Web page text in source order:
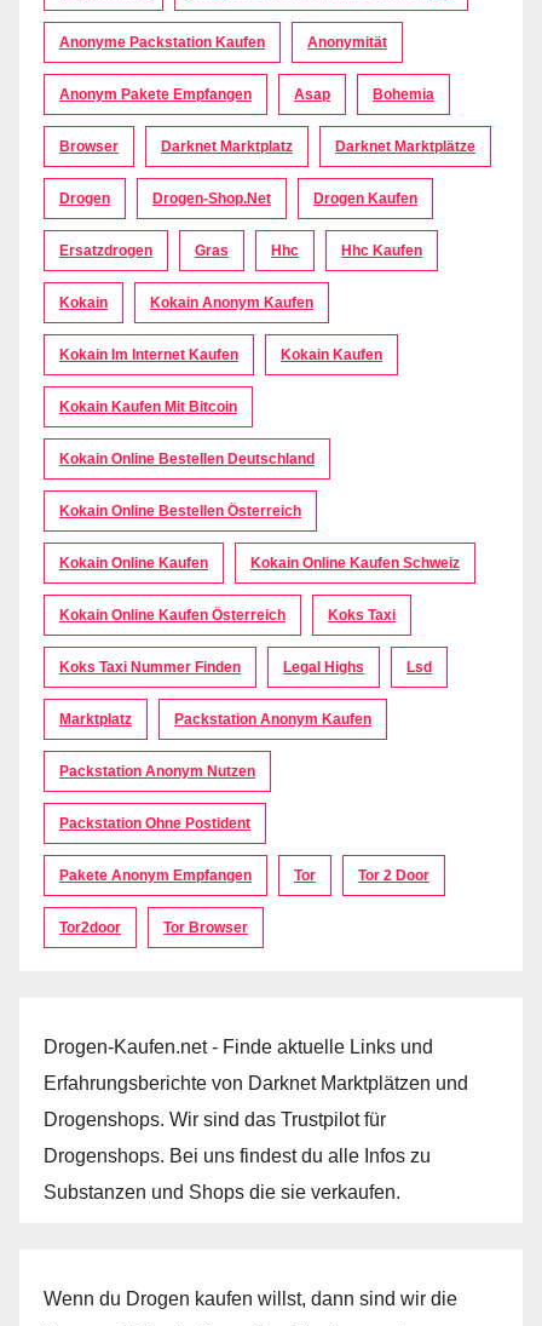
Anonyme Packstation Kaufen Anonymität
Anonym Pakete Empfangen Asap Bohemia
Browser Darknet Marktplatz Darknet Marktplätze
Drogen Drogen-Shop.net Drogen Kaufen
Ersatzdrogen Gras Hhc Hhc Kaufen
Kokain Kokain Anonym Kaufen
Kokain Im Internet Kaufen Kokain Kaufen
Kokain Kaufen Mit Bitcoin
Kokain Online Bestellen Deutschland
Kokain Online Bestellen Österreich
Kokain Online Kaufen Kokain Online Kaufen Schweiz
Kokain Online Kaufen Österreich Koks Taxi
Koks Taxi Nummer Finden Legal Highs Lsd
Marktplatz Packstation Anonym Kaufen
Packstation Anonym Nutzen
Packstation Ohne Postident
Pakete Anonym Empfangen Tor Tor 2 Door
Tor2door Tor Browser
Drogen-Kaufen.net - Finde aktuelle Links und
Erfahrungsberichte von Darknet Marktplätzen und
Drogenshops. Wir sind das Trustpilot für
Drogenshops. Bei uns findest du alle Infos zu
Substanzen und Shops die sie verkaufen.
Wenn du Drogen kaufen willst, dann sind wir die